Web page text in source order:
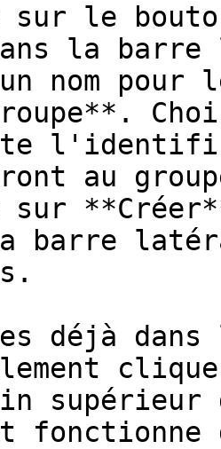
le
la
nom pour
au
barre
déjà
supérieur
fonctionne